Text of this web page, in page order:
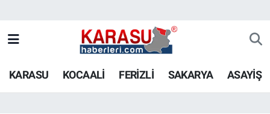
KARASU KOCAALİ FERİZLİ SAKARYA ASAYİŞ